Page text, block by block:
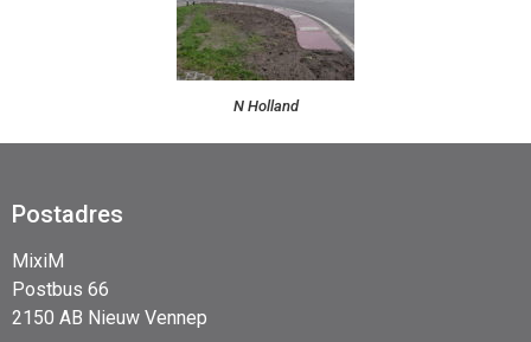
N Holland
Postadres
MixiM
Postbus 66
2150 AB Nieuw Vennep